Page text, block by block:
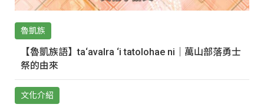
魯凱族
【魯凱族語】ta‘avalra ‘i tatolohae ni｜萬山部落勇士
祭的由來
文化介紹